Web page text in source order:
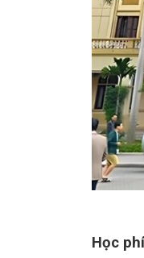
Học